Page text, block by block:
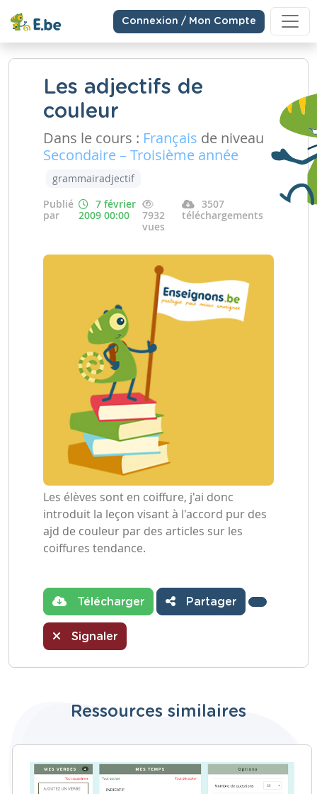
Connexion / Mon Compte
Les adjectifs de
couleur
Dans le cours : Français de niveau
Secondaire – Troisième année
grammairadjectif
Publié
par
7 février
2009 00:00
7932
vues
3507
téléchargements
Les élèves sont en coiffure, j'ai donc
introduit la leçon visant à l'accord pur des
ajd de couleur par des articles sur les
coiffures tendance.
Télécharger Partager
Signaler
Ressources similaires